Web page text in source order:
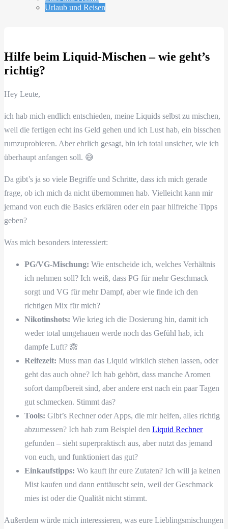
Urlaub und Reisen
Hilfe beim Liquid-Mischen – wie geht’s
richtig?
Hey Leute,
ich hab mich endlich entschieden, meine Liquids selbst zu mischen,
weil die fertigen echt ins Geld gehen und ich Lust hab, ein bisschen
rumzuprobieren. Aber ehrlich gesagt, bin ich total unsicher, wie ich
überhaupt anfangen soll. 😅
Da gibt’s ja so viele Begriffe und Schritte, dass ich mich gerade
frage, ob ich mich da nicht übernommen hab. Vielleicht kann mir
jemand von euch die Basics erklären oder ein paar hilfreiche Tipps
geben?
Was mich besonders interessiert:
PG/VG-Mischung: Wie entscheide ich, welches Verhältnis
ich nehmen soll? Ich weiß, dass PG für mehr Geschmack
sorgt und VG für mehr Dampf, aber wie finde ich den
richtigen Mix für mich?
Nikotinshots: Wie krieg ich die Dosierung hin, damit ich
weder total umgehauen werde noch das Gefühl hab, ich
dampfe Luft? 🙈
Reifezeit: Muss man das Liquid wirklich stehen lassen, oder
geht das auch ohne? Ich hab gehört, dass manche Aromen
sofort dampfbereit sind, aber andere erst nach ein paar Tagen
gut schmecken. Stimmt das?
Tools: Gibt’s Rechner oder Apps, die mir helfen, alles richtig
abzumessen? Ich hab zum Beispiel den Liquid Rechner
gefunden – sieht superpraktisch aus, aber nutzt das jemand
von euch, und funktioniert das gut?
Einkaufstipps: Wo kauft ihr eure Zutaten? Ich will ja keinen
Mist kaufen und dann enttäuscht sein, weil der Geschmack
mies ist oder die Qualität nicht stimmt.
Außerdem würde mich interessieren, was eure Lieblingsmischungen